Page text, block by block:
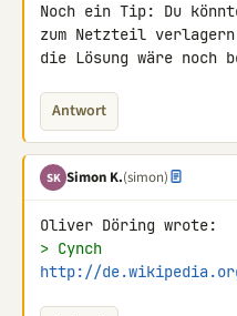
Noch ein Tip: Du
zum Netzteil
die Lösung wäre noch
Antwort
SK Simon K.(simon)
> Cynch
http://